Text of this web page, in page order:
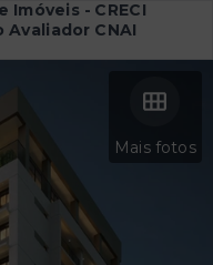
Imóveis - CRECI
CNAI
Mais fotos